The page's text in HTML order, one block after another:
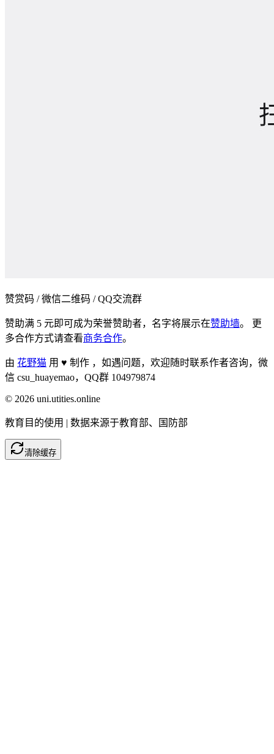
赞赏码 / 微信二维码 / QQ交流群
赞助满 5 元即可成为荣誉赞助者，名字将展示在赞助墙。 更
多合作方式请查看商务合作。
由 花野猫 用 ♥ 制作 ， 如遇问题，欢迎随时联系作者咨询，微
信 csu_huayemao，QQ群 104979874
© 2026 uni.utities.online
教育目的使用 | 数据来源于教育部、国防部
清除缓存